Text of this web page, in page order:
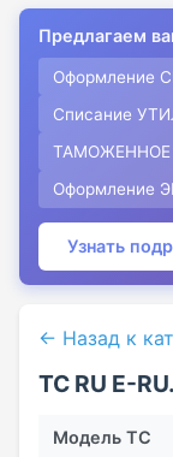
Предлагаем
Оформление
Списание
ТАМОЖЕННОЕ
Оформление
Узнать
← Назад к
ТС RU Е-
Модель ТС